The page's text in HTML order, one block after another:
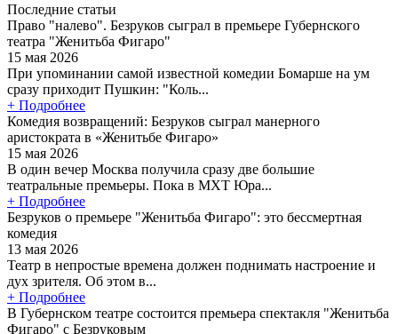
Последние статьи
Право "налево". Безруков сыграл в премьере Губернского
театра "Женитьба Фигаро"
15 мая 2026
При упоминании самой известной комедии Бомарше на ум
сразу приходит Пушкин: "Коль...
+ Подробнее
Комедия возвращений: Безруков сыграл манерного
аристократа в «Женитьбе Фигаро»
15 мая 2026
В один вечер Москва получила сразу две большие
театральные премьеры. Пока в МХТ Юра...
+ Подробнее
Безруков о премьере "Женитьба Фигаро": это бессмертная
комедия
13 мая 2026
Театр в непростые времена должен поднимать настроение и
дух зрителя. Об этом в...
+ Подробнее
В Губернском театре состоится премьера спектакля "Женитьба
Фигаро" с Безруковым